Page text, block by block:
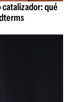
catalizador: qué